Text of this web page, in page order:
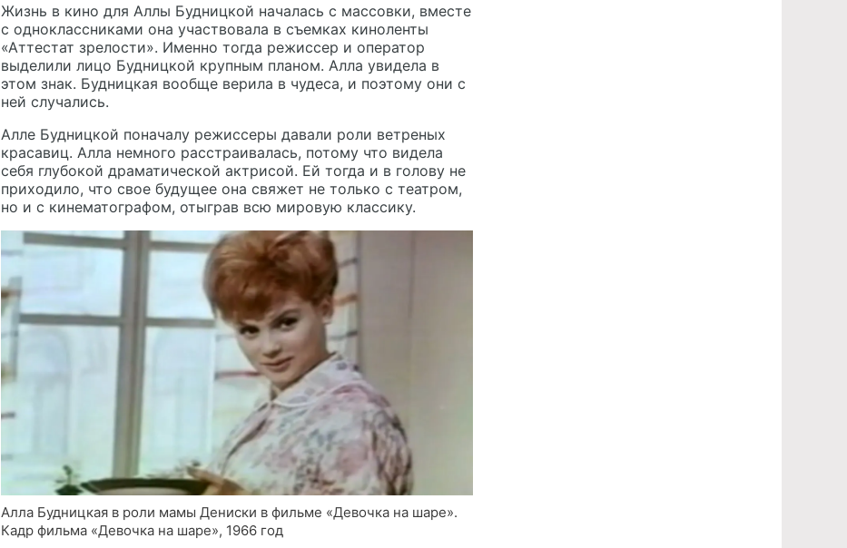
Жизнь в кино для Аллы Будницкой началась с массовки, вместе
с одноклассниками она участвовала в съемках киноленты
«Аттестат зрелости». Именно тогда режиссер и оператор
выделили лицо Будницкой крупным планом. Алла увидела в
этом знак. Будницкая вообще верила в чудеса, и поэтому они с
ней случались.
Алле Будницкой поначалу режиссеры давали роли ветреных
красавиц. Алла немного расстраивалась, потому что видела
себя глубокой драматической актрисой. Ей тогда и в голову не
приходило, что свое будущее она свяжет не только с театром,
но и с кинематографом, отыграв всю мировую классику.
Алла Будницкая в роли мамы Дениски в фильме «Девочка на шаре».
Кадр фильма «Девочка на шаре», 1966 год